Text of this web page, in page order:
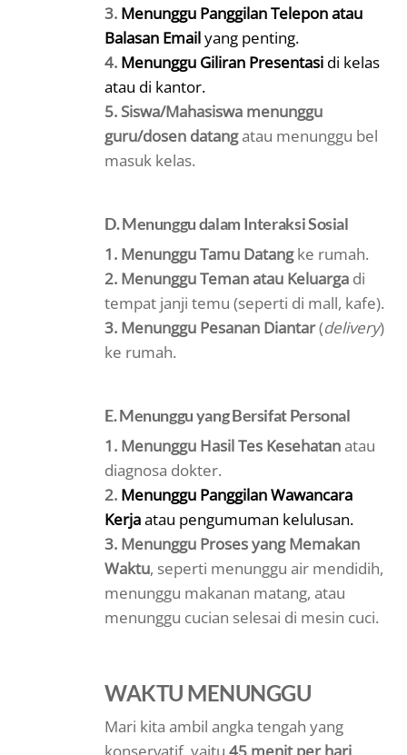
3. Menunggu Panggilan Telepon atau
Balasan Emailyang penting.
4. Menunggu Giliran Presentasi di kelas
atau di kantor.
5. Siswa/Mahasiswa menunggu
guru/dosen datangatau menunggu bel
masuk kelas.
D. Menunggu dalam Interaksi Sosial
1. Menunggu Tamu Datangke rumah.
2. Menunggu Teman atau Keluarga di
tempat janji temu (seperti di mall, kafe).
3. Menunggu Pesanan Diantar(delivery)
ke rumah.
E. Menunggu yang Bersifat Personal
1. Menunggu Hasil Tes Kesehatanatau
diagnosa dokter.
2. Menunggu Panggilan Wawancara
Kerjaatau pengumuman kelulusan.
3. Menunggu Proses yang Memakan
Waktu, seperti menunggu air mendidih,
menunggu makanan matang, atau
menunggu cucian selesai di mesin cuci.
WAKTU MENUNGGU
Mari kita ambil angka tengah yang